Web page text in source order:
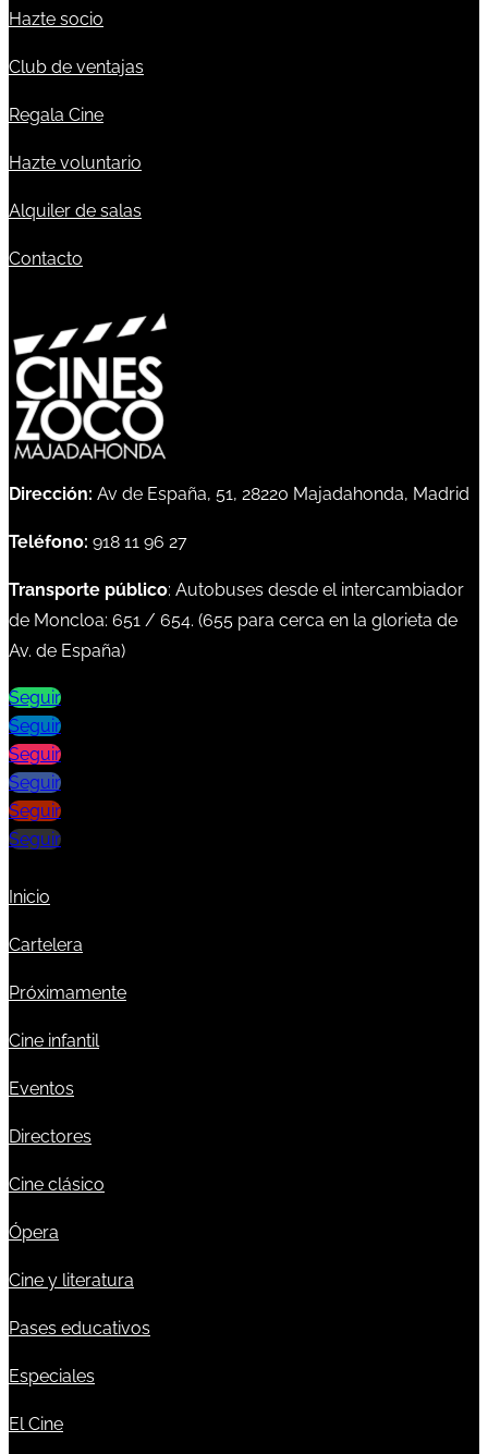
Hazte socio
Club de ventajas
Regala Cine
Hazte voluntario
Alquiler de salas
Contacto
Dirección: Av de España, 51, 28220 Majadahonda, Madrid
Teléfono: 918 11 96 27
Transporte público: Autobuses desde el intercambiador
de Moncloa: 651 / 654. (655 para cerca en la glorieta de
Av. de España)
Seguir
Seguir
Seguir
Seguir
Seguir
Seguir
Inicio
Cartelera
Próximamente
Cine infantil
Eventos
Directores
Cine clásico
Ópera
Cine y literatura
Pases educativos
Especiales
El Cine